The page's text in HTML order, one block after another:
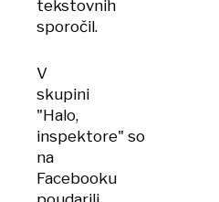
tekstovnih
sporočil.
V
skupini
"Halo,
inspektore" so
na
Facebooku